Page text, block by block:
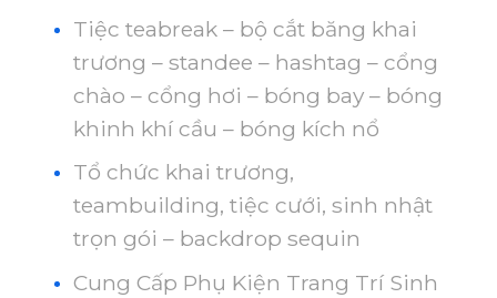
Tiệc teabreak – bộ cắt băng khai
trương – standee – hashtag – cổng
chào – cổng hơi – bóng bay – bóng
khinh khí cầu – bóng kích nổ
Tổ chức khai trương,
teambuilding, tiệc cưới, sinh nhật
trọn gói – backdrop sequin
Cung Cấp Phụ Kiện Trang Trí Sinh